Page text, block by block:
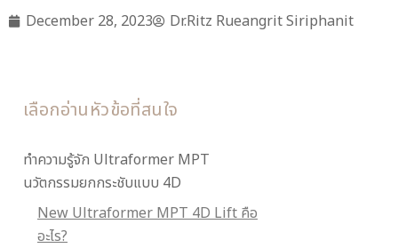
December 28, 2023 Dr.Ritz Rueangrit Siriphanit
เลือกอ่านหัวข้อที่สนใจ
ทำความรู้จัก Ultraformer MPT
นวัตกรรมยกกระชับแบบ 4D
New Ultraformer MPT 4D Lift คือ
อะไร?